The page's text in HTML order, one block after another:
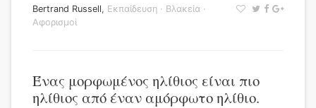
Bertrand Russell, Εκπαίδευση · Βλακεία ·
Αφορισμοί
Ένας μορφωμένος ηλίθιος είναι πιο
ηλίθιος από έναν αμόρφωτο ηλίθιο.